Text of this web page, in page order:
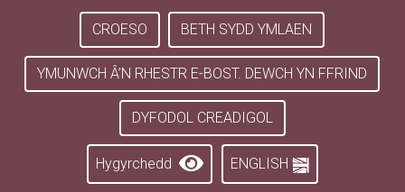
CROESO BETH SYDD YMLAEN
YMUNWCH Â’N RHESTR E-BOST. DEWCH YN FFRIND
DYFODOL CREADIGOL
Hygyrchedd ENGLISH